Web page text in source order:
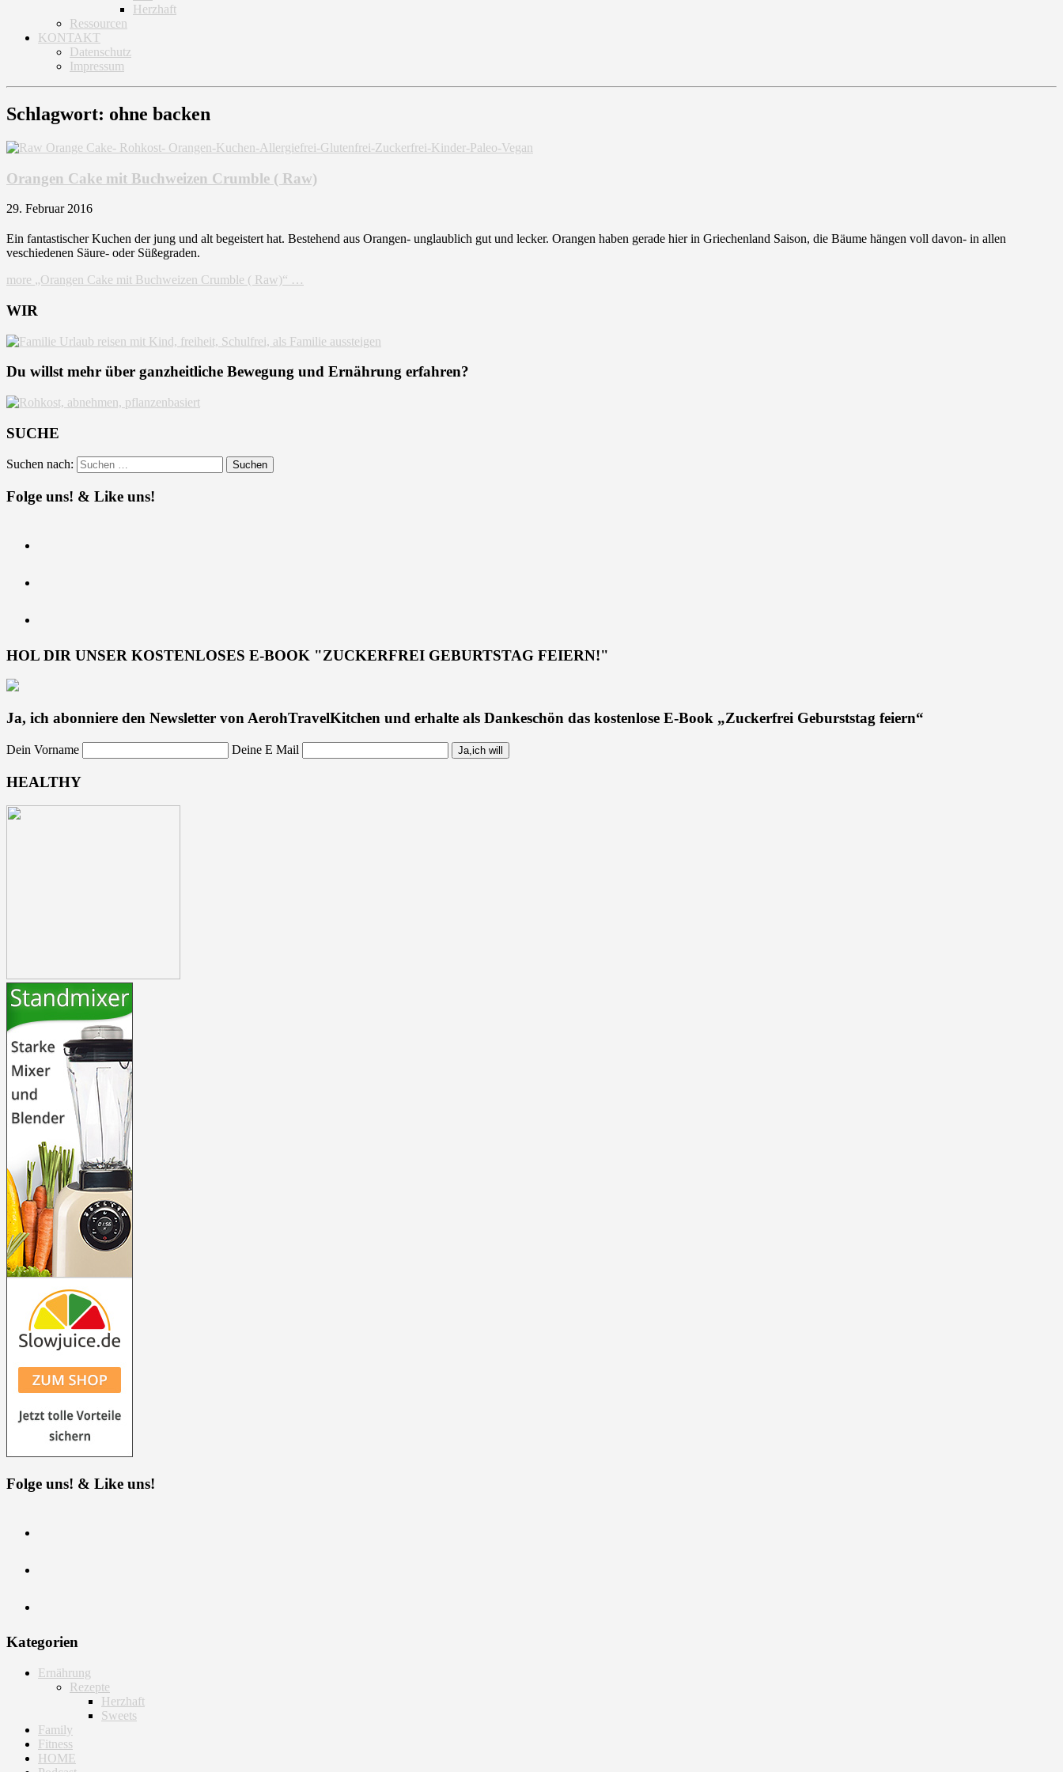
Herzhaft
Ressourcen
KONTAKT
Datenschutz
Impressum
Schlagwort: ohne backen
Orangen Cake mit Buchweizen Crumble ( Raw)
29. Februar 2016
Ein fantastischer Kuchen der jung und alt begeistert hat. Bestehend aus Orangen- unglaublich gut und lecker. Orangen haben gerade hier in Griechenland Saison, die Bäume hängen voll davon- in allen
veschiedenen Säure- oder Süßegraden.
more „Orangen Cake mit Buchweizen Crumble ( Raw)“ …
WIR
Du willst mehr über ganzheitliche Bewegung und Ernährung erfahren?
SUCHE
Suchen nach:
Folge uns! & Like uns!
HOL DIR UNSER KOSTENLOSES E-BOOK "ZUCKERFREI GEBURTSTAG FEIERN!"
Ja, ich abonniere den Newsletter von AerohTravelKitchen und erhalte als Dankeschön das kostenlose E-Book „Zuckerfrei Geburststag feiern“
Dein Vorname Deine E Mail
HEALTHY
Folge uns! & Like uns!
Kategorien
Ernährung
Rezepte
Herzhaft
Sweets
Family
Fitness
HOME